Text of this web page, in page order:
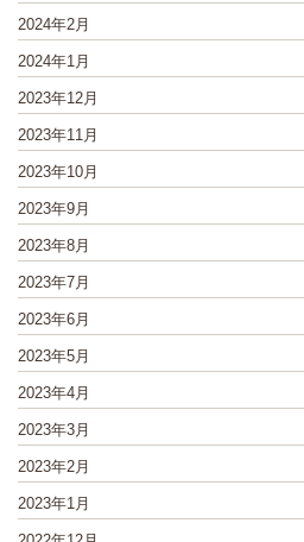
2024年2月
2024年1月
2023年12月
2023年11月
2023年10月
2023年9月
2023年8月
2023年7月
2023年6月
2023年5月
2023年4月
2023年3月
2023年2月
2023年1月